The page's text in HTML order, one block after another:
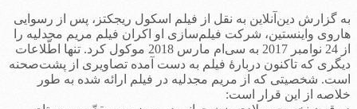
به گزارش دین‌آنلاین به نقل از فیلم اسکول ریجکتز، پس از رسوایی
هاروی واینستین، شرکت فیلم‌سازی او اکران فیلم مریم مجدلیه را
از 24 نوامبر 2017 به سی‌ام مارس 2018 موکول کرد. تنها اطّلاعات
دیگری که تاکنون دربارۀ فیلم به دست آمده تصاویری از پشت‌صحنه
است. شخصیتی که از مریم مجدلیه در فیلم ارائه شده به طور
خلاصه از این قرار است: